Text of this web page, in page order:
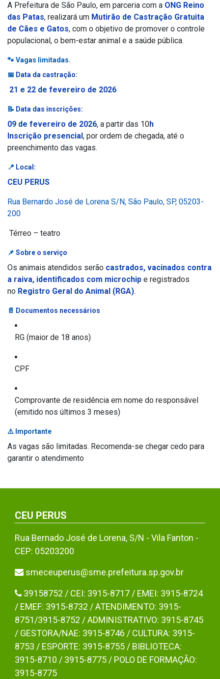
A Prefeitura de São Paulo, em parceria com a ONG Reino
das Patas, realizará um Mutirão de Castração Gratuita
de Cães e Gatos, com o objetivo de promover o controle
populacional, o bem-estar animal e a saúde pública.
🐾 Vagas limitadas.
📅 Data da castração:
21 e 22 de fevereiro de 2026
📝 Data das inscrições:
09 de fevereiro de 2026, a partir das 10h
Inscrição presencial , por ordem de chegada, até o
preenchimento das vagas.
📍 Local:
CEU PERUS
Rua Bernardo José de Lorena S/N, São Paulo, SP, 05203-
200
Térreo – teatro
📌 Sobre o serviço
Os animais atendidos serão castrados, vacinados contra
a raiva, identificados com microchip e registrados
no Registro Geral do Animal (RGA).
📄 Documentos necessários
RG (maior de 18 anos)
CPF
Comprovante de residência em nome do responsável
(emitido nos últimos 3 meses)
⚠️ Importante
As vagas são limitadas. Recomenda-se chegar cedo para
garantir o atendimento
CEU PERUS
Rua Bernado José de Lorena, S/N - Vila Fanton -
CEP: 05203200
smeceuperus@sme.prefeitura.sp.gov.br
39158752 / CEI: 3915-8717 / EMEI: 3915-8724
/ EMEF: 3915-8732 / ATENDIMENTO: 3915-
8751/3915-8752 / ADMINISTRATIVO: 3915-8745
/ GESTORA/NAE: 3915-8746 / CULTURA: 3915-
8753 / ESPORTE: 3915-8755 / BIBLIOTECA:
3915-8710 / 3915-8775 / POLO DE FORMAÇÃO:
3915-8775